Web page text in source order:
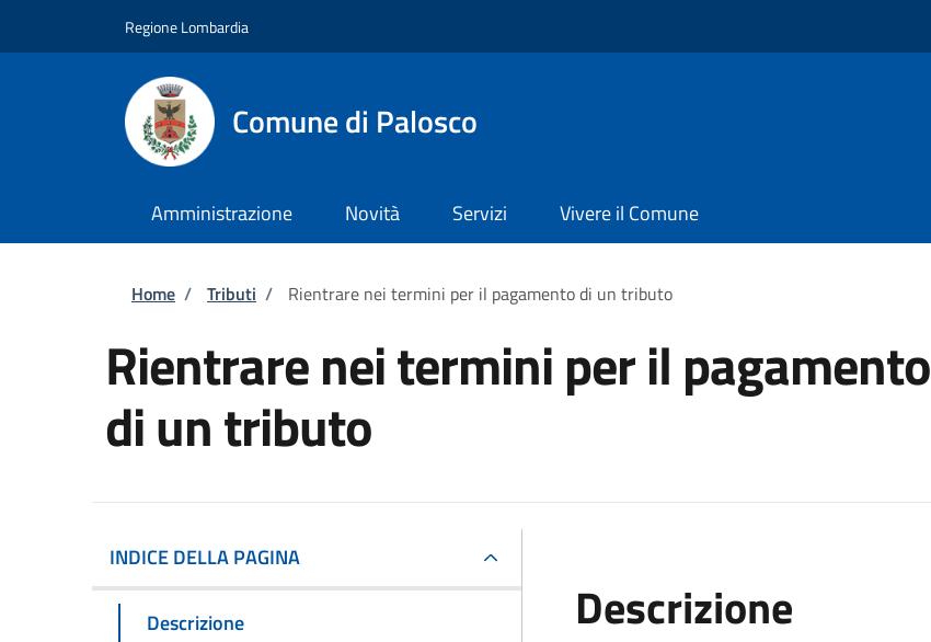
Regione Lombardia
Comune di Palosco
Amministrazione Novità Servizi Vivere il Comune
Briciole di pane
Home / Tributi / Rientrare nei termini per il pagamento di un tributo
Rientrare nei termini per il pagamento
di un tributo
INDICE DELLA PAGINA
Descrizione
Descrizione